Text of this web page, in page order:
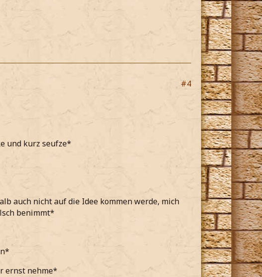
#4
und kurz seufze*
auch nicht auf die Idee kommen werde, mich
benimmt*
ernst nehme*